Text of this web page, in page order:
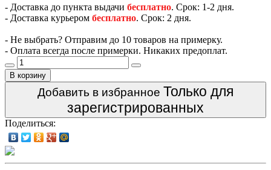
- Доставка до пункта выдачи бесплатно. Срок: 1-2 дня.
- Доставка курьером бесплатно. Срок: 2 дня.
- Не выбрать? Отправим до 10 товаров на примерку.
- Оплата всегда после примерки. Никаких предоплат.
В корзину
Добавить в избранное Только для
зарегистрированных
Поделиться: